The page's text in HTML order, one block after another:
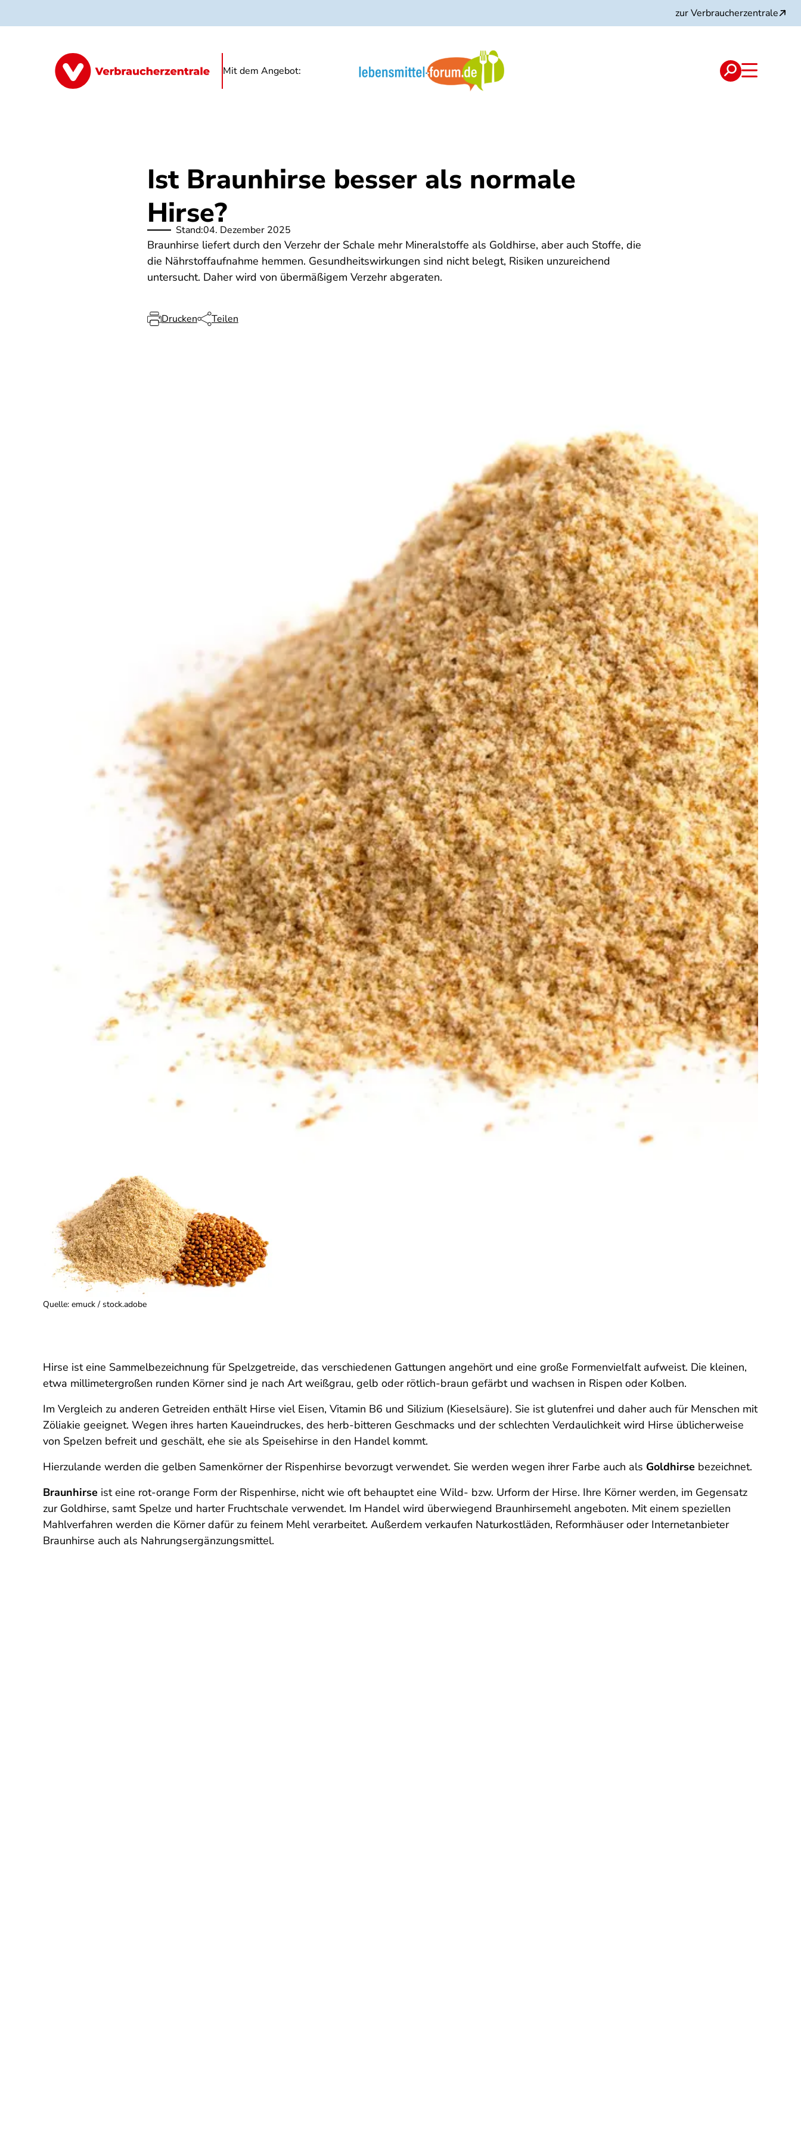
zur Verbraucherzentrale
Mit dem Angebot:
Ist Braunhirse besser als normale
Hirse?
Stand:04. Dezember 2025
Braunhirse liefert durch den Verzehr der Schale mehr Mineralstoffe als Goldhirse, aber auch Stoffe, die
die Nährstoffaufnahme hemmen. Gesundheitswirkungen sind nicht belegt, Risiken unzureichend
untersucht. Daher wird von übermäßigem Verzehr abgeraten.
Drucken Teilen
Quelle: emuck / stock.adobe
Hirse ist eine Sammelbezeichnung für Spelzgetreide, das verschiedenen Gattungen angehört und eine große Formenvielfalt aufweist. Die kleinen,
etwa millimetergroßen runden Körner sind je nach Art weißgrau, gelb oder rötlich-braun gefärbt und wachsen in Rispen oder Kolben.
Im Vergleich zu anderen Getreiden enthält Hirse viel Eisen, Vitamin B6 und Silizium (Kieselsäure). Sie ist glutenfrei und daher auch für Menschen mit
Zöliakie geeignet. Wegen ihres harten Kaueindruckes, des herb-bitteren Geschmacks und der schlechten Verdaulichkeit wird Hirse üblicherweise
von Spelzen befreit und geschält, ehe sie als Speisehirse in den Handel kommt.
Hierzulande werden die gelben Samenkörner der Rispenhirse bevorzugt verwendet. Sie werden wegen ihrer Farbe auch als Goldhirse bezeichnet.
Braunhirse ist eine rot-orange Form der Rispenhirse, nicht wie oft behauptet eine Wild- bzw. Urform der Hirse. Ihre Körner werden, im Gegensatz
zur Goldhirse, samt Spelze und harter Fruchtschale verwendet. Im Handel wird überwiegend Braunhirsemehl angeboten. Mit einem speziellen
Mahlverfahren werden die Körner dafür zu feinem Mehl verarbeitet. Außerdem verkaufen Naturkostläden, Reformhäuser oder Internetanbieter
Braunhirse auch als Nahrungsergänzungsmittel.